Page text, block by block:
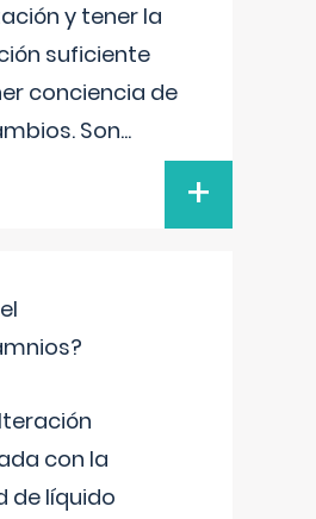
y tener la
suficiente
conciencia de
Son...
+
con la
de líquido